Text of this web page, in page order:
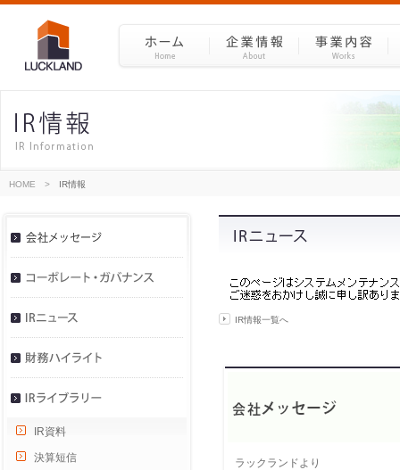
HOME > IR情報
IR情報一覧へ
ラックランドより
IR資料
決算短信